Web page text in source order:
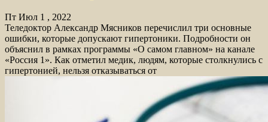
Пт Июл 1 , 2022
Теледоктор Александр Мясников перечислил три основные
ошибки, которые допускают гипертоники. Подробности он
объяснил в рамках программы «О самом главном» на канале
«Россия 1». Как отметил медик, людям, которые столкнулись с
гипертонией, нельзя отказываться от